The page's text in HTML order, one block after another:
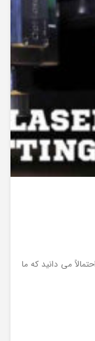
می دانید که ما